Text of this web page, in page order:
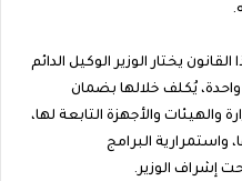
المادة (19) من هذا القانون يختار الوزير الوكيل الدائم
يُكلف خلالها بضمان
والهيئات والأجهزة التابعة لها،
البرامج
إشراف الوزير.